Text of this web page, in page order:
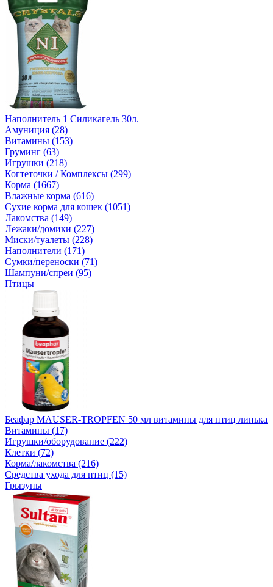
Наполнитель 1 Силикагель 30л.
Амуниция (28)
Витамины (153)
Груминг (63)
Игрушки (218)
Когтеточки / Комплексы (299)
Корма (1667)
Влажные корма (616)
Сухие корма для кошек (1051)
Лакомства (149)
Лежаки/домики (227)
Миски/туалеты (228)
Наполнители (171)
Сумки/переноски (71)
Шампуни/спреи (95)
Птицы
Беафар MAUSER-TROPFEN 50 мл витамины для птиц линька
Витамины (17)
Игрушки/оборудование (222)
Клетки (72)
Корма/лакомства (216)
Средства ухода для птиц (15)
Грызуны